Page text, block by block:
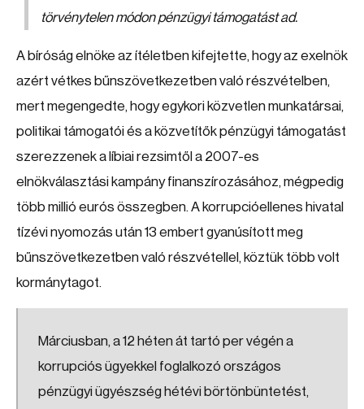
törvénytelen módon pénzügyi támogatást ad.
A bíróság elnöke az ítéletben kifejtette, hogy az exelnök
azért vétkes bűnszövetkezetben való részvételben,
mert megengedte, hogy egykori közvetlen munkatársai,
politikai támogatói és a közvetítők pénzügyi támogatást
szerezzenek a líbiai rezsimtől a 2007-es
elnökválasztási kampány finanszírozásához, mégpedig
több millió eurós összegben. A korrupcióellenes hivatal
tízévi nyomozás után 13 embert gyanúsított meg
bűnszövetkezetben való részvétellel, köztük több volt
kormánytagot.
Márciusban, a 12 héten át tartó per végén a
korrupciós ügyekkel foglalkozó országos
pénzügyi ügyészség hétévi börtönbüntetést,